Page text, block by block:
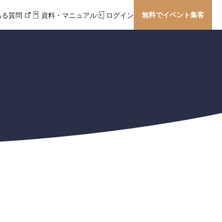
質問 資料・マニュアル ログイン 無料でイベント集客